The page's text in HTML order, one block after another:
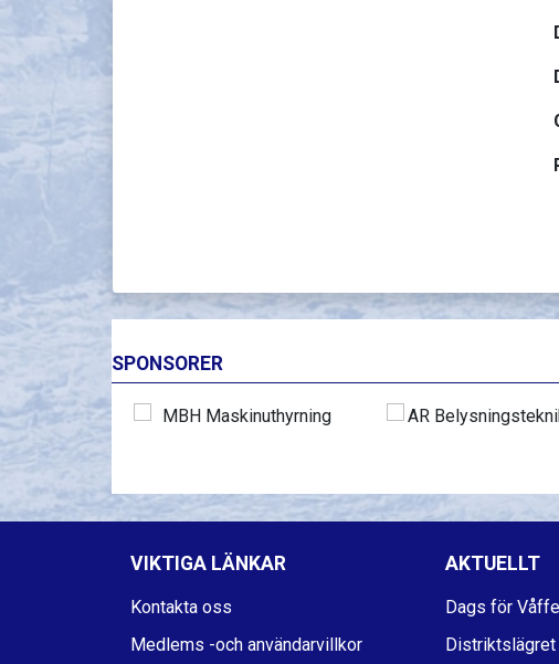
SPONSORER
VIKTIGA LÄNKAR
Kontakta oss
Medlems -och användarvillkor
AKTUELLT
Dags för